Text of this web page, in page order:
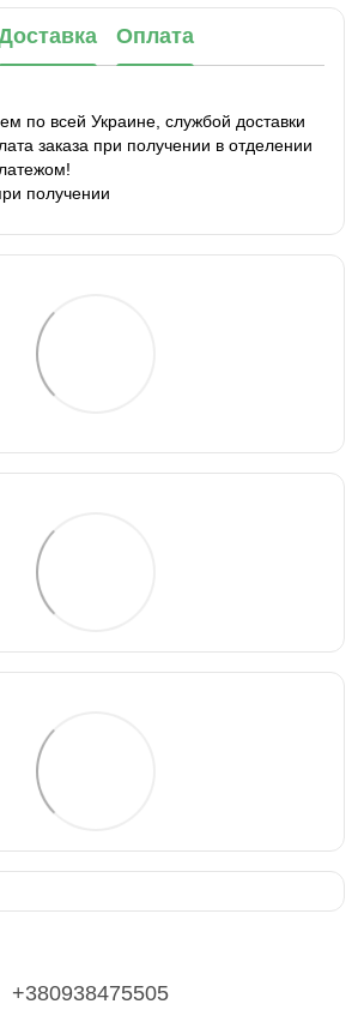
Оплата
по всей Украине, службой доставки
заказа при получении в отделении
получении
+380938475505